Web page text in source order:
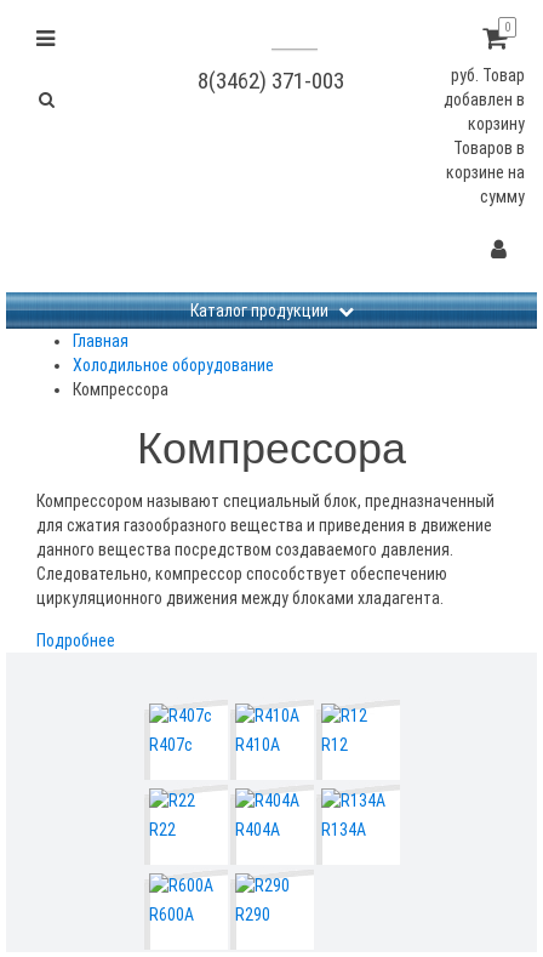
8(3462) 371-003
0
руб. Товар
добавлен в
корзину
Товаров в
корзине на
сумму
Не заданы изображения Каталог продукции
Главная
Холодильное оборудование
Компрессора
Компрессора
Компрессором называют специальный блок, предназначенный
для сжатия газообразного вещества и приведения в движение
данного вещества посредством создаваемого давления.
Следовательно, компрессор способствует обеспечению
циркуляционного движения между блоками хладагента.
Подробнее
R407c R410A R12
R22 R404A R134A
R600A R290